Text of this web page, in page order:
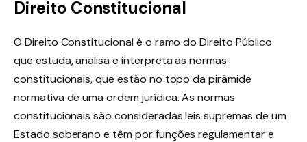
Direito Constitucional
O Direito Constitucional é o ramo do Direito Público
que estuda, analisa e interpreta as normas
constitucionais, que estão no topo da pirâmide
normativa de uma ordem jurídica. As normas
constitucionais são consideradas leis supremas de um
Estado soberano e têm por funções regulamentar e